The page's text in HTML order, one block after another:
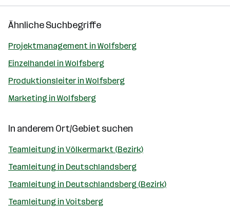
Ähnliche Suchbegriffe
Projektmanagement in Wolfsberg
Einzelhandel in Wolfsberg
Produktionsleiter in Wolfsberg
Marketing in Wolfsberg
In anderem Ort/Gebiet suchen
Teamleitung in Völkermarkt (Bezirk)
Teamleitung in Deutschlandsberg
Teamleitung in Deutschlandsberg (Bezirk)
Teamleitung in Voitsberg